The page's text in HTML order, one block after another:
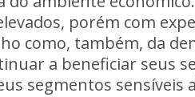
porém com
como, também, da
a beneficiar seus
segmentos sensíveis